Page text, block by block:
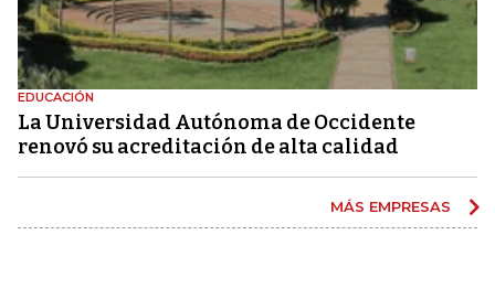
EDUCACIÓN
La Universidad Autónoma de Occidente
renovó su acreditación de alta calidad
MÁS EMPRESAS